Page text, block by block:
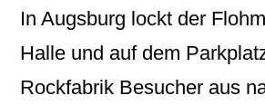
In Augsburg lockt der
Halle und auf dem
Rockfabrik Besucher aus